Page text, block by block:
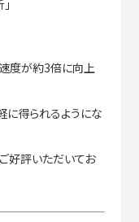
度が約3倍に向上
得られるようにな
好評いただいてお